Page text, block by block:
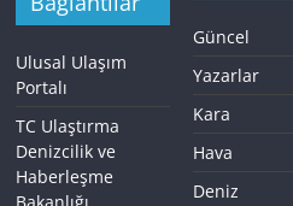
Ulusal Ulaşım
Portalı
TC Ulaştırma
Denizcilik ve
Haberleşme
Bakanlığı
Güncel
Yazarlar
Kara
Hava
Deniz